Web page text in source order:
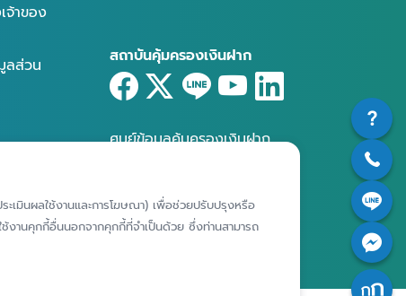
จ้าของ
ลส่วน
สถาบันคุ้มครองเงินฝาก
ศูนย์ข้อมูลคุ้มครองเงินฝาก
ะเมินผลใช้งานและการโฆษณา) เพื่อช่วยปรับปรุงหรือ
ช้งานคุกกี้อื่นนอกจากคุกกี้ที่จำเป็นด้วย ซึ่งท่านสามารถ